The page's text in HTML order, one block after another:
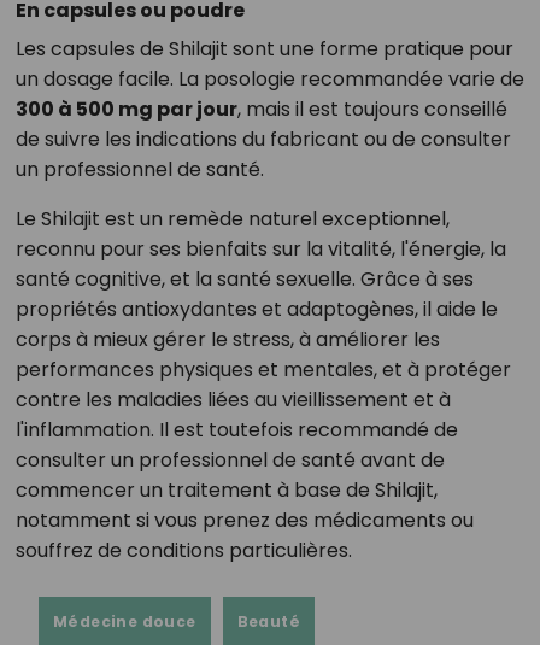
En capsules ou poudre
Les capsules de Shilajit sont une forme pratique pour
un dosage facile. La posologie recommandée varie de
300 à 500 mg par jour, mais il est toujours conseillé
de suivre les indications du fabricant ou de consulter
un professionnel de santé.
Le Shilajit est un remède naturel exceptionnel,
reconnu pour ses bienfaits sur la vitalité, l'énergie, la
santé cognitive, et la santé sexuelle. Grâce à ses
propriétés antioxydantes et adaptogènes, il aide le
corps à mieux gérer le stress, à améliorer les
performances physiques et mentales, et à protéger
contre les maladies liées au vieillissement et à
l'inflammation. Il est toutefois recommandé de
consulter un professionnel de santé avant de
commencer un traitement à base de Shilajit,
notamment si vous prenez des médicaments ou
souffrez de conditions particulières.
Médecine douce Beauté